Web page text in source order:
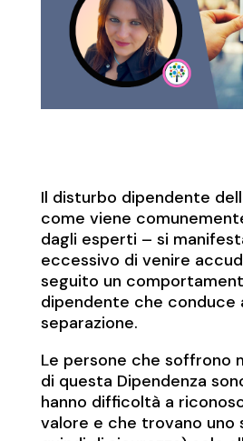
Il disturbo dipendente
come viene
dagli esperti – si
eccessivo di venire
seguito un
dipendente che conduce
separazione.
Le persone che soffrono
di questa Dipendenza
hanno difficoltà a
valore e che trovano uno